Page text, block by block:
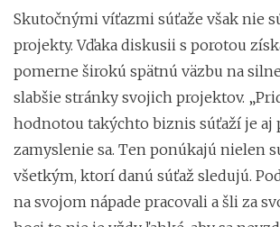
Skutočnými víťazmi súťaže však nie
projekty. Vďaka diskusii s porotou
pomerne širokú spätnú väzbu na
slabšie stránky svojich projektov.
hodnotou takýchto biznis súťaží je aj
zamyslenie sa. Ten ponúkajú nielen
všetkým, ktorí danú súťaž sledujú.
na svojom nápade pracovali a šli za